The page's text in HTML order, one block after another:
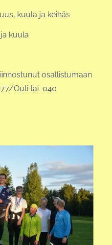
kuula ja keihäs
kuula
osallistumaan
Outi tai 040